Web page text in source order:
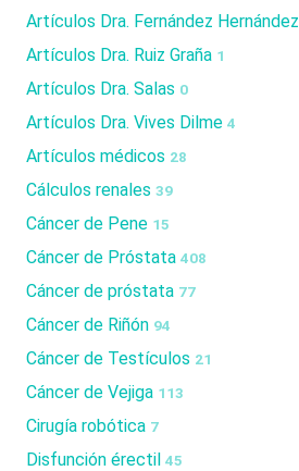
Artículos Dra. Fernández Hernández
Artículos Dra. Ruiz Graña 1
Artículos Dra. Salas 0
Artículos Dra. Vives Dilme 4
Artículos médicos 28
Cálculos renales 39
Cáncer de Pene 15
Cáncer de Próstata 408
Cáncer de próstata 77
Cáncer de Riñón 94
Cáncer de Testículos 21
Cáncer de Vejiga 113
Cirugía robótica 7
Disfunción érectil 45